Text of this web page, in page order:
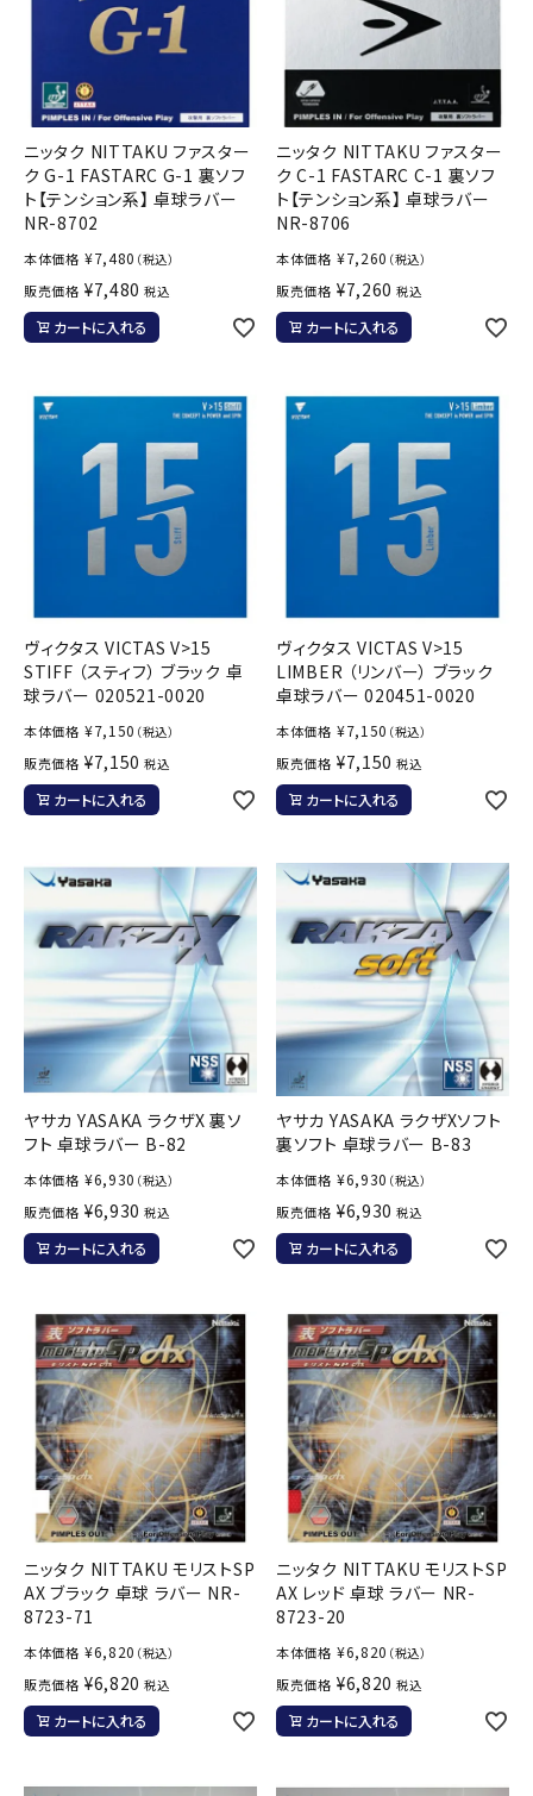
プライバシーポリシー
ニッタク NITTAKU ファスター
ク G-1 FASTARC G-1 裏ソフ
ト【テンション系】 卓球ラバー
NR-8702
本体価格 ¥7,480 （税込）
販売価格 ¥7,480 税込
カートに入れる
ニッタク NITTAKU ファスター
ク C-1 FASTARC C-1 裏ソフ
ト【テンション系】 卓球ラバー
NR-8706
本体価格 ¥7,260 （税込）
販売価格 ¥7,260 税込
カートに入れる
ヴィクタス VICTAS V>15
STIFF （スティフ） ブラック 卓
球ラバー 020521-0020
本体価格 ¥7,150 （税込）
販売価格 ¥7,150 税込
カートに入れる
ヴィクタス VICTAS V>15
LIMBER （リンバー） ブラック
卓球ラバー 020451-0020
本体価格 ¥7,150 （税込）
販売価格 ¥7,150 税込
カートに入れる
ヤサカ YASAKA ラクザX 裏ソ
フト 卓球ラバー B-82
本体価格 ¥6,930 （税込）
販売価格 ¥6,930 税込
カートに入れる
ヤサカ YASAKA ラクザXソフト
裏ソフト 卓球ラバー B-83
本体価格 ¥6,930 （税込）
販売価格 ¥6,930 税込
カートに入れる
ニッタク NITTAKU モリストSP
AX ブラック 卓球 ラバー NR-
8723-71
本体価格 ¥6,820 （税込）
販売価格 ¥6,820 税込
カートに入れる
ニッタク NITTAKU モリストSP
AX レッド 卓球 ラバー NR-
8723-20
本体価格 ¥6,820 （税込）
販売価格 ¥6,820 税込
カートに入れる